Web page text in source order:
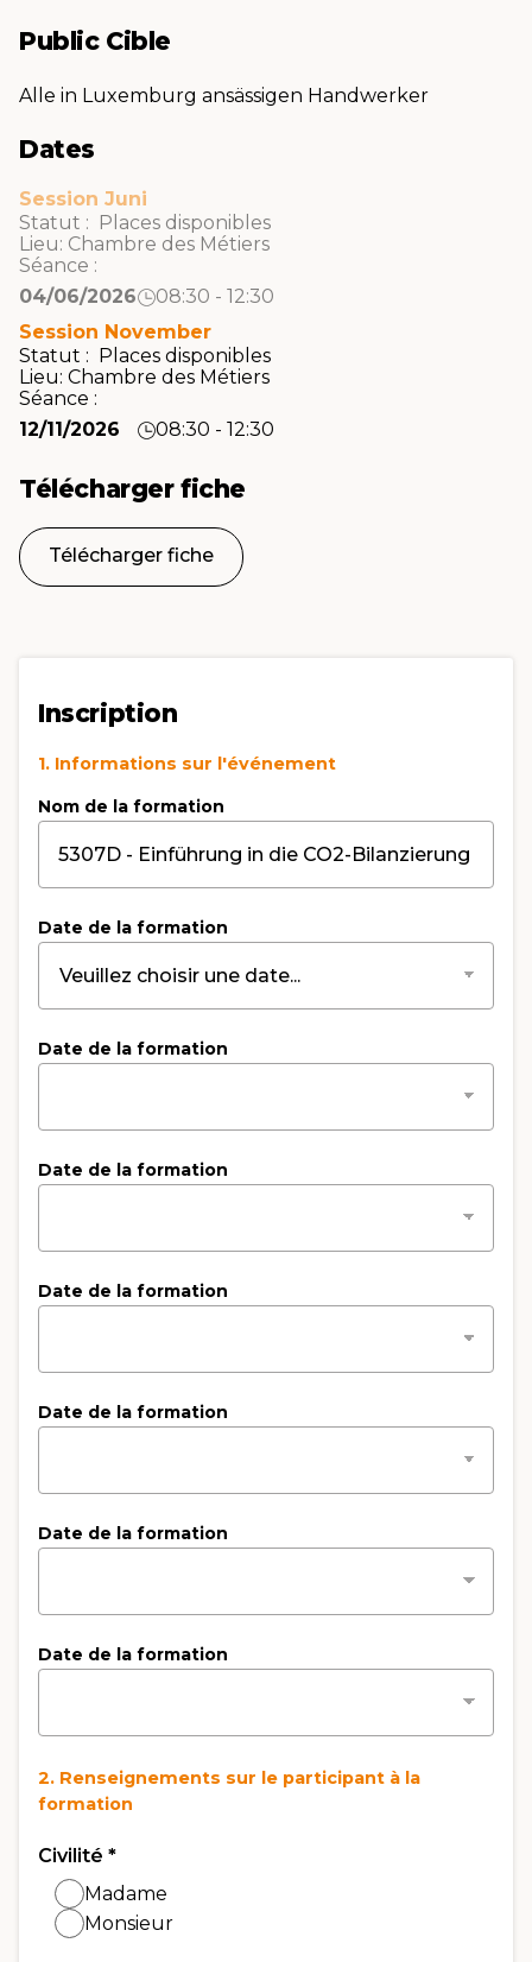
Public Cible
Alle in Luxemburg ansässigen Handwerker
Dates
Session Juni
Statut : Places disponibles
Lieu: Chambre des Métiers
Séance :
04/06/2026
08:30 - 12:30
Session November
Statut : Places disponibles
Lieu: Chambre des Métiers
Séance :
12/11/2026
08:30 - 12:30
Télécharger fiche
Télécharger fiche
Inscription
1. Informations sur l'événement
Nom de la formation
Date de la formation
Date de la formation
Date de la formation
Date de la formation
Date de la formation
Date de la formation
Date de la formation
2. Renseignements sur le participant à la
formation
Civilité *
Madame
Monsieur